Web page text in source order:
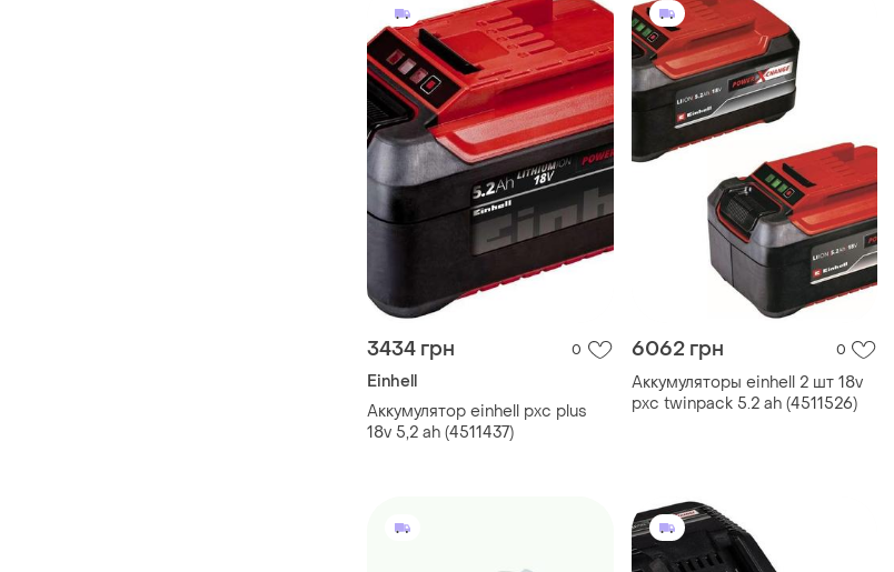
3434 грн 0
Einhell
Аккумулятор einhell pxc plus
18v 5,2 ah (4511437)
6062 грн 0
Аккумуляторы einhell 2 шт 18v
pxc twinpack 5.2 ah (4511526)